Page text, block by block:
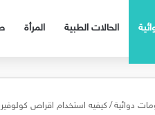
الحالات الطبية المرأة
دوائية / كيفيه استخدام اقراص